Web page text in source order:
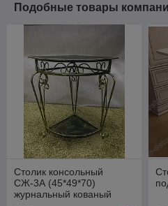
Подобные товары
Столик консольный
СЖ-3А (45*49*70)
журнальный кованый